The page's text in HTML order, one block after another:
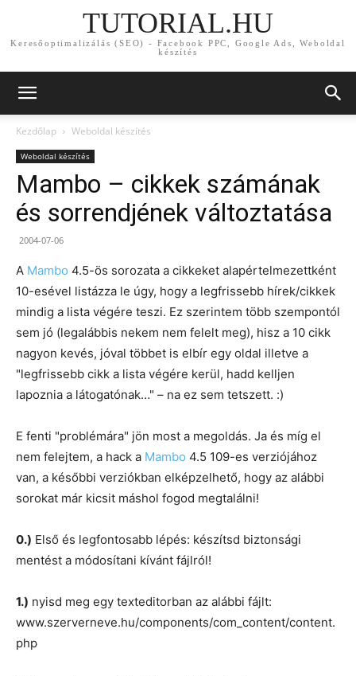
TUTORIAL.HU
Keresőoptimalizálás (SEO) - Facebook PPC, Google Ads, Weboldal
készítés
Kezdőlap Weboldal készítés
Weboldal készítés
Mambo – cikkek számának
és sorrendjének változtatása
2004-07-06
A Mambo 4.5-ös sorozata a cikkeket alapértelmezettként
10-esével listázza le úgy, hogy a legfrissebb hírek/cikkek
mindig a lista végére teszi. Ez szerintem több szempontól
sem jó (legalábbis nekem nem felelt meg), hisz a 10 cikk
nagyon kevés, jóval többet is elbír egy oldal illetve a
"legfrissebb cikk a lista végére kerül, hadd kelljen
lapoznia a látogatónak…" – na ez sem tetszett. :)
E fenti "problémára" jön most a megoldás. Ja és míg el
nem felejtem, a hack a Mambo 4.5 109-es verziójához
van, a későbbi verziókban elképzelhető, hogy az alábbi
sorokat már kicsit máshol fogod megtalálni!
0.) Első és legfontosabb lépés: készítsd biztonsági
mentést a módosítani kívánt fájlról!
1.) nyisd meg egy texteditorban az alábbi fájlt:
www.szerverneve.hu/components/com_content/content.
php